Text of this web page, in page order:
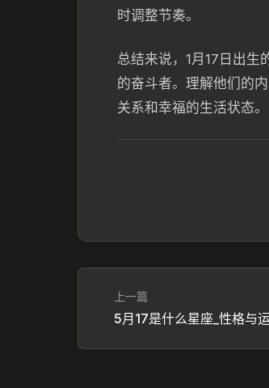
时调整节奏。
总结来说，1月17日出
的奋斗者。理解他们的
关系和幸福的生活状态。
上一篇
5月17是什么星座_性格与